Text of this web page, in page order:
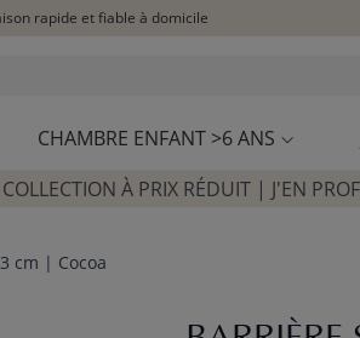
rapide et fiable à domicile
CHAMBRE ENFANT >6 ANS
À PRIX RÉDUIT | J'EN
cm | Cocoa